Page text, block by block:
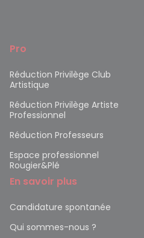
Pro
Réduction Privilège Club
Artistique
Réduction Privilège Artiste
Professionnel
Réduction Professeurs
Espace professionnel
Rougier&Plé
En savoir plus
Candidature spontanée
Qui sommes-nous ?